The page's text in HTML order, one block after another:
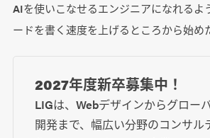
AIを使いこなせるエンジニアになれるよ
ードを書く速度を上げるところから始め
2027年度新卒募集中！
LIGは、Webデザインからグロー
開発まで、幅広い分野のコンサル